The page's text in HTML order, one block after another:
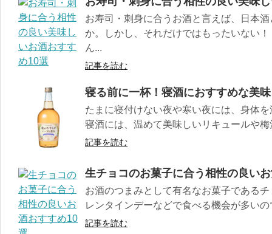
お寿司・刺身に合うお酒と言えば、日本
か。しかし、それだけではもったいない
ん...
記事を読む
寝る前に一杯！寝酒におすすめな美
たまに寝付けない夜や寒い夜には、身体
寝酒には、温めて美味しいリキュールや
記事を読む
生チョコのお菓子に合う相性の良い
お酒のつまみとして有名なお菓子である
レンタインデーなどで食べる機会が多い
記事を読む